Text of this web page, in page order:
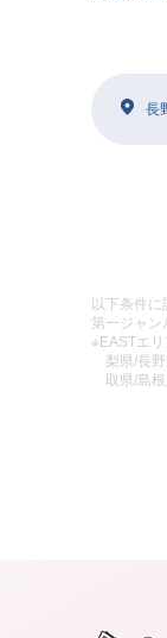
長
以下条件
第一ジャン
※EASTエ
梨県/長
取県/島